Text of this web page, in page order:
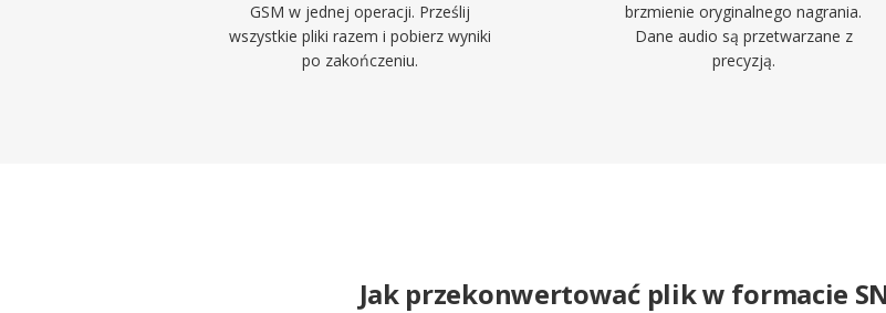
GSM w jednej operacji. Prześlij
wszystkie pliki razem i pobierz wyniki
po zakończeniu.
brzmienie oryginalnego nagrania.
Dane audio są przetwarzane z
precyzją.
Jak przekonwertować plik w formacie